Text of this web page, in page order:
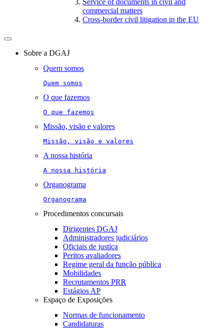
Service of documents in civil and
commercial matters​​
Cross-border civil litigation in the EU
Toggle
navigationSobre a DGAJ
Quem somos
Quem somos
O que fazemos
O que fazemos
Missão, visão e valores
Missão, visão e valores
A nossa história
A nossa história
Organograma
Organograma
Procedimentos concursais
Dirigentes DGAJ
Administradores judiciários
Oficiais de justiça
Peritos avaliadores
Regime geral da função pública
Mobilidades
Recrutamentos PRR
Estágios AP
Espaço de Exposições
Normas de funcionamento
Candidaturas